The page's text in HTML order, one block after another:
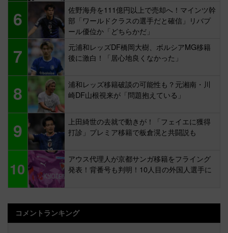
6
佐野海舟を111億円以上で売却へ！マインツ幹
部「ワールドクラスの選手だと確信」リバプ
ール優位か「どちらかだ」
7
元浦和レッズDF橋岡大樹、ボルシアMG移籍
後に激白！「居心地良くなかった」
8
浦和レッズ移籍破談の可能性も？元湘南・川
崎DF山根視来が「問題抱えている」
9
上田綺世の去就で動きが！「フェイエに獲得
打診」プレミア移籍で板倉滉と共闘説も
10
アウス代理人が京都サンガ移籍をフライング
発表！背番号も判明！10人目の外国人選手に
コメントランキング